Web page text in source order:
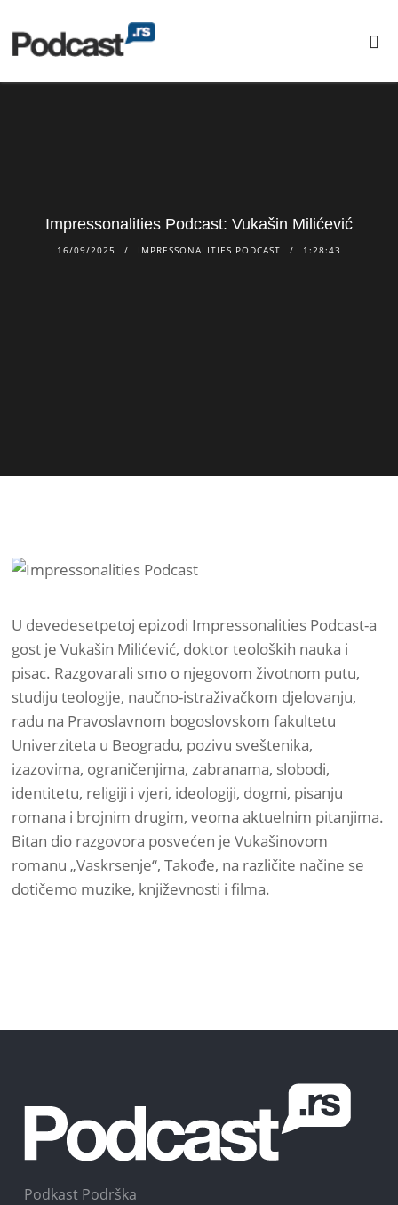
Impressonalities Podcast: Vukašin Milićević
16/09/2025 IMPRESSONALITIES PODCAST 1:28:43
U devedesetpetoj epizodi Impressonalities Podcast-a
gost je Vukašin Milićević, doktor teoloških nauka i
pisac. Razgovarali smo o njegovom životnom putu,
studiju teologije, naučno-istraživačkom djelovanju,
radu na Pravoslavnom bogoslovskom fakultetu
Univerziteta u Beogradu, pozivu sveštenika,
izazovima, ograničenjima, zabranama, slobodi,
identitetu, religiji i vjeri, ideologiji, dogmi, pisanju
romana i brojnim drugim, veoma aktuelnim pitanjima.
Bitan dio razgovora posvećen je Vukašinovom
romanu „Vaskrsenje“, Takođe, na različite načine se
dotičemo muzike, književnosti i filma.
Podkast Podrška